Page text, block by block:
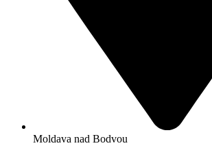
Moldava nad Bodvou